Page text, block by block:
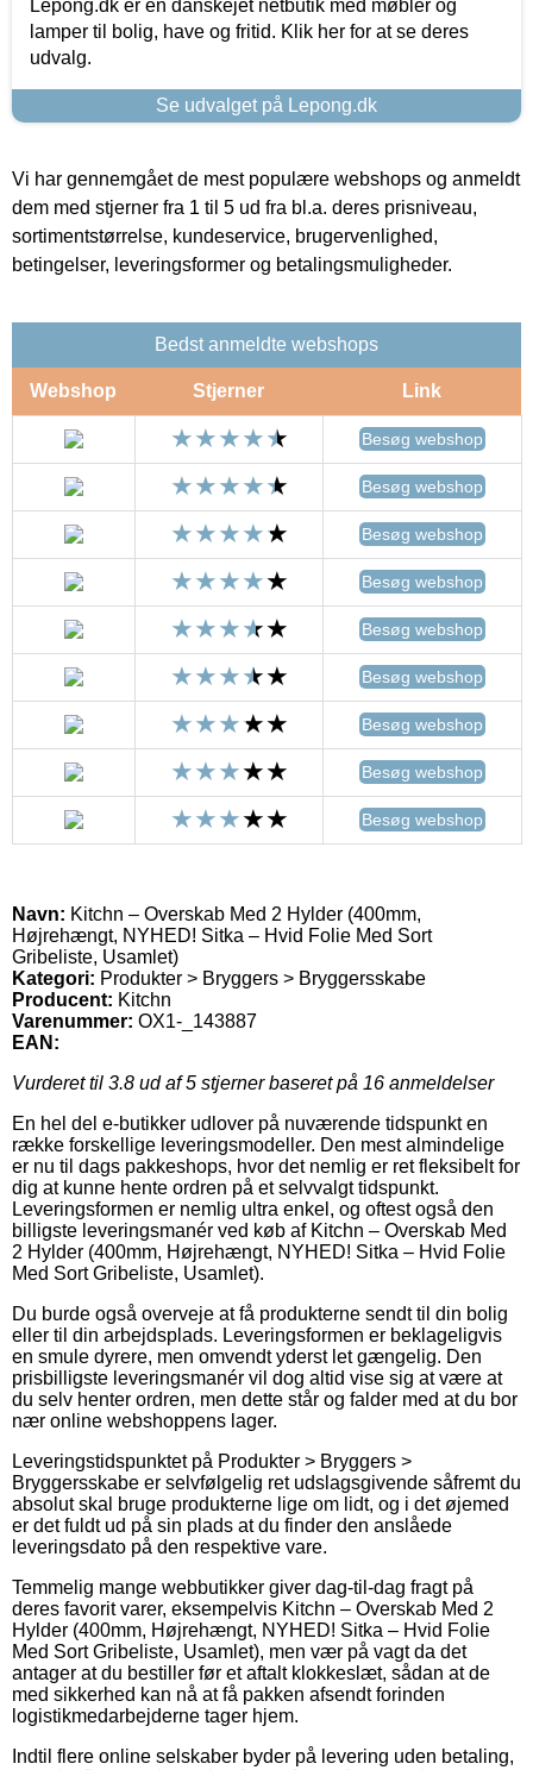
Lepong.dk er en danskejet netbutik med møbler og
lamper til bolig, have og fritid. Klik her for at se deres
udvalg.
Se udvalget på Lepong.dk
Vi har gennemgået de mest populære webshops og anmeldt
dem med stjerner fra 1 til 5 ud fra bl.a. deres prisniveau,
sortimentstørrelse, kundeservice, brugervenlighed,
betingelser, leveringsformer og betalingsmuligheder.
Bedst anmeldte webshops
Webshop Stjerner Link
Besøg webshop
Besøg webshop
Besøg webshop
Besøg webshop
Besøg webshop
Besøg webshop
Besøg webshop
Besøg webshop
Besøg webshop
Navn: Kitchn – Overskab Med 2 Hylder (400mm,
Højrehængt, NYHED! Sitka – Hvid Folie Med Sort
Gribeliste, Usamlet)
Kategori: Produkter > Bryggers > Bryggersskabe
Producent: Kitchn
Varenummer: OX1-_143887
EAN:
Vurderet til 3.8 ud af 5 stjerner baseret på 16 anmeldelser
En hel del e-butikker udlover på nuværende tidspunkt en
række forskellige leveringsmodeller. Den mest almindelige
er nu til dags pakkeshops, hvor det nemlig er ret fleksibelt for
dig at kunne hente ordren på et selvvalgt tidspunkt.
Leveringsformen er nemlig ultra enkel, og oftest også den
billigste leveringsmanér ved køb af Kitchn – Overskab Med
2 Hylder (400mm, Højrehængt, NYHED! Sitka – Hvid Folie
Med Sort Gribeliste, Usamlet).
Du burde også overveje at få produkterne sendt til din bolig
eller til din arbejdsplads. Leveringsformen er beklageligvis
en smule dyrere, men omvendt yderst let gængelig. Den
prisbilligste leveringsmanér vil dog altid vise sig at være at
du selv henter ordren, men dette står og falder med at du bor
nær online webshoppens lager.
Leveringstidspunktet på Produkter > Bryggers >
Bryggersskabe er selvfølgelig ret udslagsgivende såfremt du
absolut skal bruge produkterne lige om lidt, og i det øjemed
er det fuldt ud på sin plads at du finder den anslåede
leveringsdato på den respektive vare.
Temmelig mange webbutikker giver dag-til-dag fragt på
deres favorit varer, eksempelvis Kitchn – Overskab Med 2
Hylder (400mm, Højrehængt, NYHED! Sitka – Hvid Folie
Med Sort Gribeliste, Usamlet), men vær på vagt da det
antager at du bestiller før et aftalt klokkeslæt, sådan at de
med sikkerhed kan nå at få pakken afsendt forinden
logistikmedarbejderne tager hjem.
Indtil flere online selskaber byder på levering uden betaling,